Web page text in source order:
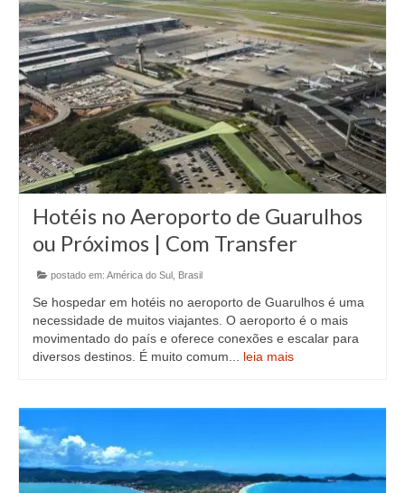
Hotéis no Aeroporto de Guarulhos
ou Próximos | Com Transfer
postado em: América do Sul Brasil
Se hospedar em hotéis no aeroporto de Guarulhos é uma
necessidade de muitos viajantes. O aeroporto é o mais
movimentado do país e oferece conexões e escalar para
diversos destinos. É muito comum... leia mais